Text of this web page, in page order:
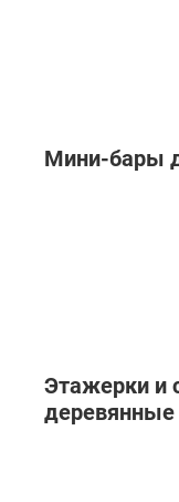
Мини-бары
Этажерки и
деревянные